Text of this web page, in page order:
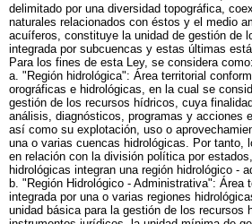
delimitado por una diversidad topográfica,
naturales relacionados con éstos y el medio
acuíferos, constituye la unidad de gestión de
integrada por subcuencas y estas últimas
Para los fines de esta Ley, se considera como:
a. "Región hidrológica": Área territorial
orográficas e hidrológicas, en la cual se
gestión de los recursos hídricos, cuya
análisis, diagnósticos, programas y acciones
así como su explotación, uso o
una o varias cuencas hidrológicas. Por tanto,
en relación con la división política por
hidrológicas integran una región hidrológico -
b. "Región Hidrológico - Administrativa":
integrada por una o varias regiones
unidad básica para la gestión de los